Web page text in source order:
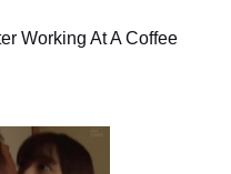
Working At A Coffee